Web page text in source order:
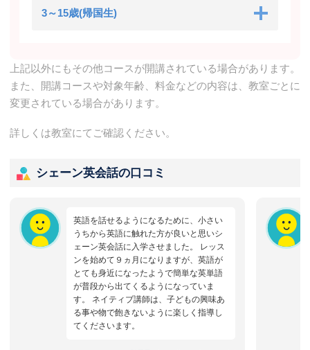
3～15歳(帰国生)
上記以外にもその他コースが開講されている場合があります。
また、開講コースや対象年齢、料金などの内容は、教室ごとに
変更されている場合があります。
詳しくは教室にてご確認ください。
シェーン英会話の口コミ
英語を話せるようになるために、小さい
うちから英語に触れた方が良いと思いシ
ェーン英会話に入学させました。 レッス
ンを始めて９ヵ月になりますが、英語が
とても身近になったようで簡単な英単語
が普段から出てくるようになっていま
す。 ネイティブ講師は、子どもの興味あ
る事や物で飽きないように楽しく指導し
てくださいます。